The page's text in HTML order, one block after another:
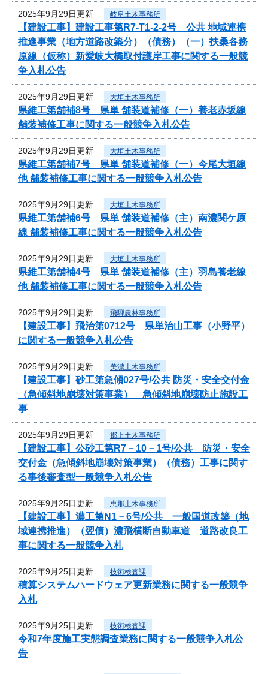
2025年9月29日更新 岐阜土木事務所
【建設工事】建設工事第R7-T1-2-2号 公共 地域連携
推進事業（地方道路改築分）（債務）（一）扶桑各務
原線（仮称）新愛岐大橋取付護岸工事に関する一般競
争入札公告
2025年9月29日更新 大垣土木事務所
県維工第舗補8号 県単 舗装道補修（一）養老赤坂線
舗装補修工事に関する一般競争入札公告
2025年9月29日更新 大垣土木事務所
県維工第舗補7号 県単 舗装道補修（一）今尾大垣線
他 舗装補修工事に関する一般競争入札公告
2025年9月29日更新 大垣土木事務所
県維工第舗補6号 県単 舗装道補修（主）南濃関ケ原
線 舗装補修工事に関する一般競争入札公告
2025年9月29日更新 大垣土木事務所
県維工第舗補4号 県単 舗装道補修（主）羽島養老線
他 舗装補修工事に関する一般競争入札公告
2025年9月29日更新 飛騨農林事務所
【建設工事】飛治第0712号 県単治山工事（小野平）
に関する一般競争入札公告
2025年9月29日更新 美濃土木事務所
【建設工事】砂工第急傾027号/公共 防災・安全交付金
（急傾斜地崩壊対策事業） 急傾斜地崩壊防止施設工
事
2025年9月29日更新 郡上土木事務所
【建設工事】公砂工第R7－10－1号/公共 防災・安全
交付金（急傾斜地崩壊対策事業）（債務）工事に関す
る事後審査型一般競争入札公告
2025年9月25日更新 恵那土木事務所
【建設工事】濃工第N1－6号/公共 一般国道改築（地
域連携推進）（翌債）濃飛横断自動車道 道路改良工
事に関する一般競争入札
2025年9月25日更新 技術検査課
積算システムハードウェア更新業務に関する一般競争
入札
2025年9月25日更新 技術検査課
令和7年度施工実態調査業務に関する一般競争入札公
告